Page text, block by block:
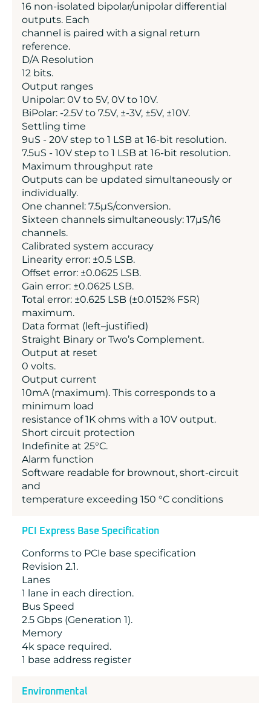
16 non-isolated bipolar/unipolar differential
outputs. Each
channel is paired with a signal return
reference.
D/A Resolution
12 bits.
Output ranges
Unipolar: 0V to 5V, 0V to 10V.
BiPolar: -2.5V to 7.5V, ±-3V, ±5V, ±10V.
Settling time
9uS - 20V step to 1 LSB at 16-bit resolution.
7.5uS - 10V step to 1 LSB at 16-bit resolution.
Maximum throughput rate
Outputs can be updated simultaneously or
individually.
One channel: 7.5μS/conversion.
Sixteen channels simultaneously: 17μS/16
channels.
Calibrated system accuracy
Linearity error: ±0.5 LSB.
Offset error: ±0.0625 LSB.
Gain error: ±0.0625 LSB.
Total error: ±0.625 LSB (±0.0152% FSR)
maximum.
Data format (left–justified)
Straight Binary or Two’s Complement.
Output at reset
0 volts.
Output current
10mA (maximum). This corresponds to a
minimum load
resistance of 1K ohms with a 10V output.
Short circuit protection
Indefinite at 25°C.
Alarm function
Software readable for brownout, short-circuit
and
temperature exceeding 150 °C conditions
PCI Express Base Specification
Conforms to PCIe base specification
Revision 2.1.
Lanes
1 lane in each direction.
Bus Speed
2.5 Gbps (Generation 1).
Memory
4k space required.
1 base address register
Environmental